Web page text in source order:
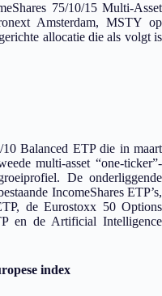
75/10/15 Multi-Asset
Amsterdam, MSTY op
allocatie die als volgt is
Balanced ETP die in maart
multi-asset “one-ticker”-
De onderliggende
IncomeShares ETP’s,
de Eurostoxx 50 Options
en de Artificial Intelligence
index